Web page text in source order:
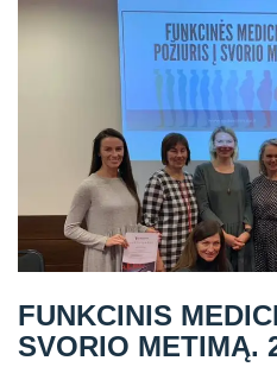
Apie Aeromix
Europos fitneso mokykla
Anatomy Trains
Fascia Movement
Dėstytojai
Sėkmės istorijos
Anatomy
Fascia
FUNKCINIS
SVORIO METIMĄ.